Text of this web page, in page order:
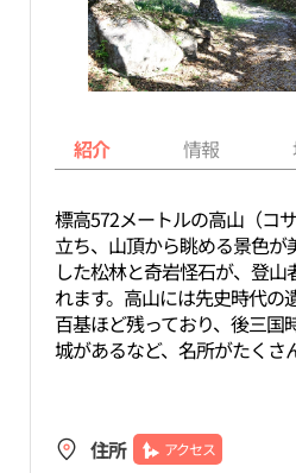
紹介 情報
標高572メートルの高山（コ
立ち、山頂から眺める景色が
した松林と奇岩怪石が、登山
れます。高山には先史時代の
百基ほど残っており、後三国
城があるなど、名所がたくさ
住所 アクセス